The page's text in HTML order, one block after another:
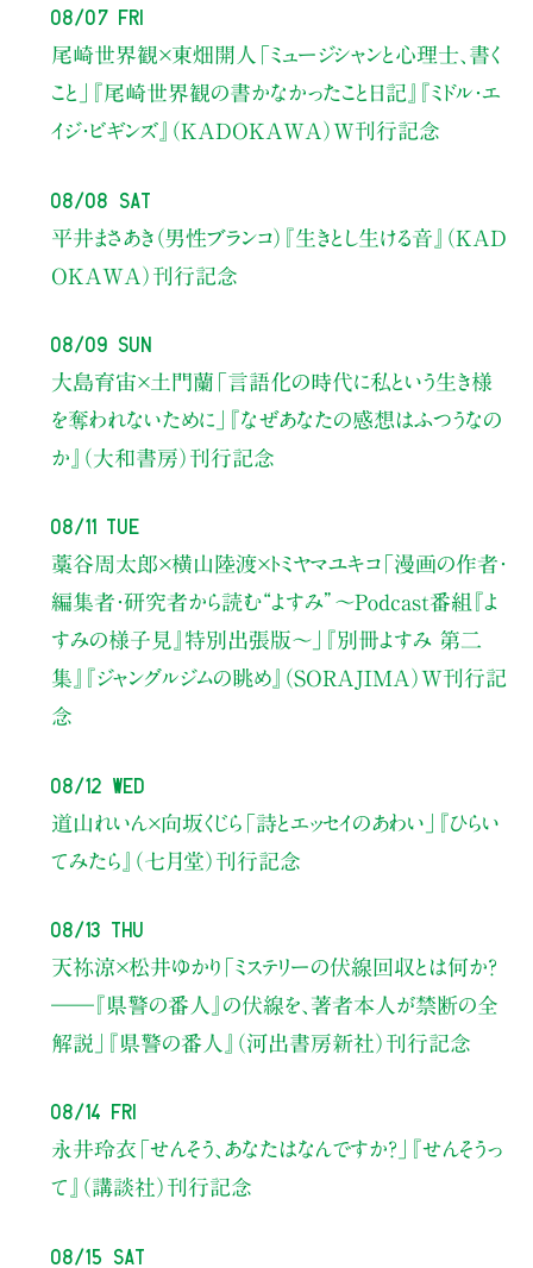
08/07 Fri
尾崎世界観×東畑開人
「ミュージシャンと心理士、書く
こと」
『尾崎世界観の書かなかったこと日記』『ミドル・エ
イジ・ビギンズ』（KADOKAWA）W刊行記念
08/08 Sat
平井まさあき（男性ブランコ） 『生きとし生ける音』（KAD
OKAWA）刊行記念
08/09 Sun
大島育宙×土門蘭 「言語化の時代に私という生き様
を奪われないために」
『なぜあなたの感想はふつうなの
か』（大和書房）刊行記念
08/11 Tue
藁谷周太郎×横山陸渡×トミヤマユキコ「漫画の作者・
編集者・研究者から読む“よすみ” 〜Podcast番組『よ
すみの様子見』特別出張版〜」
『別冊よすみ 第二
集』『ジャングルジムの眺め』（SORAJIMA）W刊行記
念
08/12 Wed
道山れいん×向坂くじら 「詩とエッセイのあわい」
『ひらい
てみたら』（七月堂）刊行記念
08/13 Thu
天祢涼×松井ゆかり 「ミステリーの伏線回収とは何か？
――『県警の番人』の伏線を、著者本人が禁断の全
解説」
『県警の番人』（河出書房新社）刊行記念
08/14 Fri
永井玲衣 「せんそう、あなたはなんですか？」
『せんそうっ
て』（講談社）刊行記念
08/15 Sat